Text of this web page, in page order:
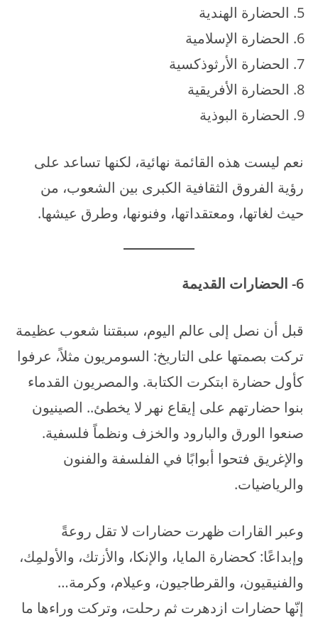
الحضارة الهندية
الحضارة الإسلامية
الحضارة الأرثوذكسية
الحضارة الأفريقية
الحضارة البوذية
نعم ليست هذه القائمة نهائية، لكنها تساعد على
رؤية الفروق الثقافية الكبرى بين الشعوب، من
حيث لغاتها، ومعتقداتها، وفنونها، وطرق عيشها.
6- الحضارات القديمة
قبل أن نصل إلى عالم اليوم، سبقتنا شعوب عظيمة
تركت بصمتها على التاريخ: السومريون مثلاً، عرفوا
كأول حضارة ابتكرت الكتابة. والمصريون القدماء
بنوا حضارتهم على إيقاع نهر لا يخطئ.. الصينيون
صنعوا الورق والبارود والخزف ونظماً فلسفية.
والإغريق فتحوا أبوابًا في الفلسفة والفنون
والرياضيات.
وعبر القارات ظهرت حضارات لا تقل روعةً
وإبداعًا: كحضارة المايا، والإنكا، والأزتك، والأولمِك،
والفنيقيون، والقرطاجيون، وعيلام، وكرمة…
إنّها حضارات ازدهرت ثم رحلت، وتركت وراءها ما